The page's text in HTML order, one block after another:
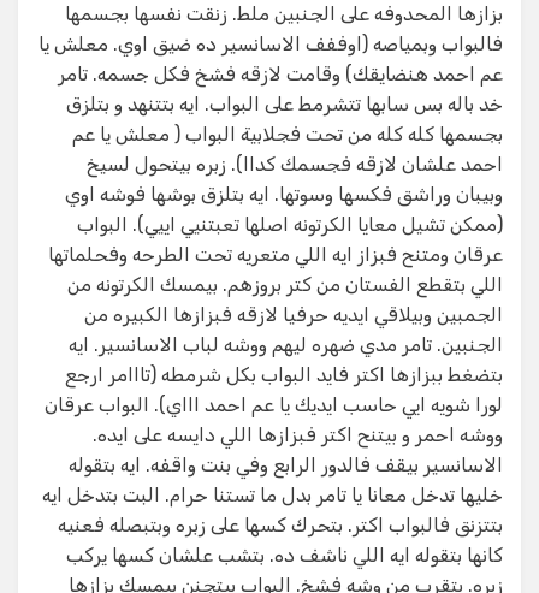
بزازها المحدوفه على الجنبين ملط. زنقت نفسها بجسمها
فالبواب وبمياصه (اوففف الاسانسير ده ضيق اوي. معلش يا
عم احمد هنضايقك) وقامت لازقه فشخ فكل جسمه. تامر
خد باله بس سابها تتشرمط على البواب. ايه بتتنهد و بتلزق
بجسمها كله كله من تحت فجلابية البواب ( معلش يا عم
احمد علشان لازقه فجسمك كداا). زبره بيتحول لسيخ
وبيبان وراشق فكسها وسوتها. ايه بتلزق بوشها فوشه اوي
(ممكن تشيل معايا الكرتونه اصلها تعبتنيي اييي). البواب
عرقان ومتنح فبزاز ايه اللي متعريه تحت الطرحه وفحلماتها
اللي بتقطع الفستان من كتر بروزهم. بيمسك الكرتونه من
الجمبين وبيلاقي ايديه حرفيا لازقه فبزازها الكبيره من
الجنبين. تامر مدي ضهره ليهم ووشه لباب الاسانسير. ايه
بتضغط ببزازها اكتر فايد البواب بكل شرمطه (تااامر ارجع
لورا شويه ايي حاسب ايديك يا عم احمد اااي). البواب عرقان
ووشه احمر و بيتنح اكتر فبزازها اللي دايسه على ايده.
الاسانسير بيقف فالدور الرابع وفي بنت واقفه. ايه بتقوله
خليها تدخل معانا يا تامر بدل ما تستنا حرام. البت بتدخل ايه
بتتزنق فالبواب اكتر. بتحرك كسها على زبره وبتبصله فعنيه
كانها بتقوله ايه اللي ناشف ده. بتشب علشان كسها يركب
زبره. بتقرب من وشه فشخ. البواب بيتجنن بيمسك بزازها